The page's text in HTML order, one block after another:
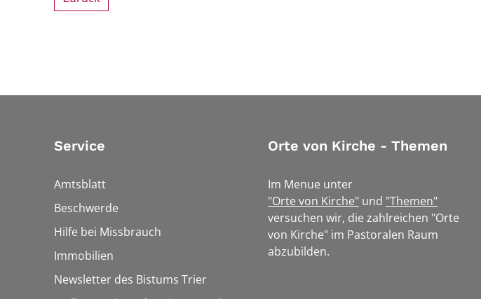
Service
Amtsblatt
Beschwerde
Hilfe bei Missbrauch
Immobilien
Newsletter des Bistums Trier
Orte von Kirche - Themen
Im Menue unter
"Orte von Kirche" und "Themen"
versuchen wir, die zahlreichen "Orte
von Kirche" im Pastoralen Raum
abzubilden.